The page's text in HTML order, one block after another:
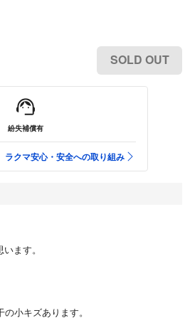
SOLD OUT
紛失補償有
ラクマ安心・安全への取り組み
ます。
小キズあります。